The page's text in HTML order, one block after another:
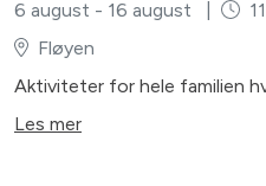
6 august - 16 august
Fløyen
Aktiviteter for hele familien
Les mer